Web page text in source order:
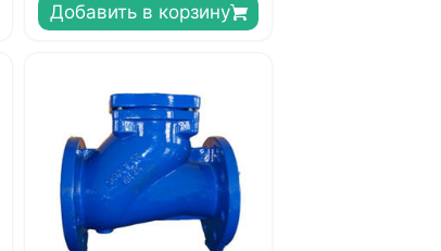
Добавить в корзину